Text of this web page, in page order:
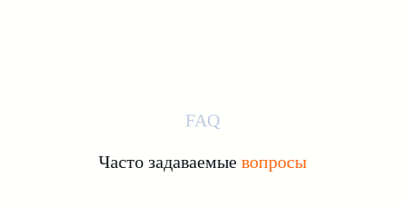
FAQ
Часто задаваемые вопросы